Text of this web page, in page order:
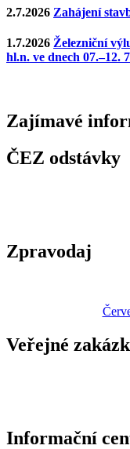
2.7.2026 Zahájení
1.7.2026 Železniční
hl.n. ve dnech 07.–12.
Zajímavé
ČEZ odstávky
Zpravodaj
Veřejné
Informační